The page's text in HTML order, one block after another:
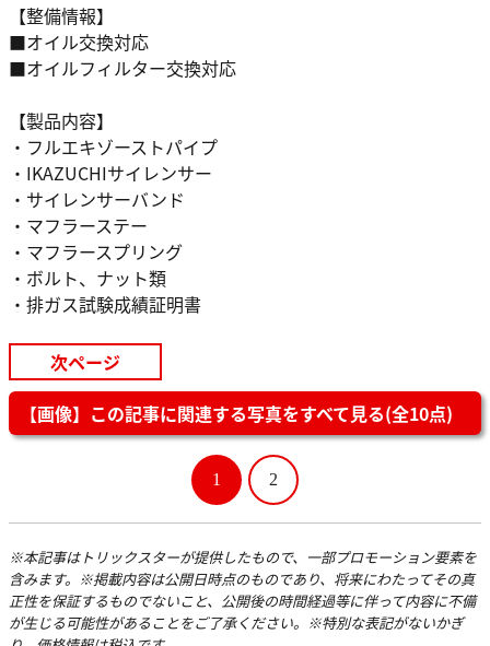
【整備情報】
■オイル交換対応
■オイルフィルター交換対応
【製品内容】
・フルエキゾーストパイプ
・IKAZUCHIサイレンサー
・サイレンサーバンド
・マフラーステー
・マフラースプリング
・ボルト、ナット類
・排ガス試験成績証明書
次ページ
【画像】この記事に関連する写真をすべて見る(全10点)
1 2
※本記事はトリックスターが提供したもので、一部プロモーション要素を
含みます。※掲載内容は公開日時点のものであり、将来にわたってその真
正性を保証するものでないこと、公開後の時間経過等に伴って内容に不備
が生じる可能性があることをご了承ください。※特別な表記がないかぎ